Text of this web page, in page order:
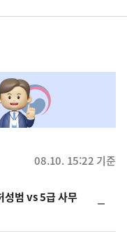
08.10. 15:22 기준
성범 vs 5급 사무
일